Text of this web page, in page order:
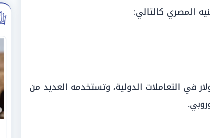
المصري كالتالي:
في التعاملات الدولية، وتستخدمه العديد من